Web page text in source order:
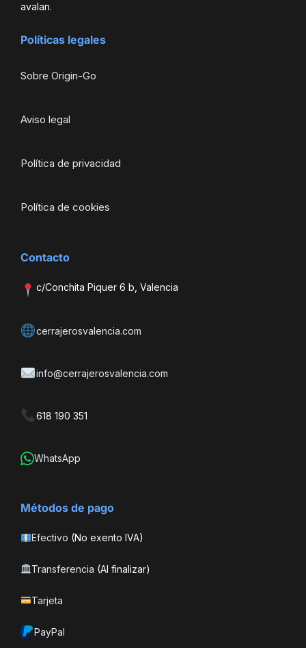
avalan.
Políticas legales
Sobre Origin-Go
Aviso legal
Política de privacidad
Política de cookies
Contacto
c/Conchita Piquer 6 b, Valencia
cerrajerosvalencia.com
info@cerrajerosvalencia.com
618 190 351
WhatsApp
Métodos de pago
Efectivo (No exento IVA)
Transferencia (Al finalizar)
Tarjeta
PayPal